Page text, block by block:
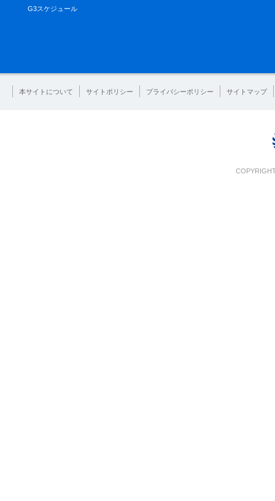
G3スケジュール
本サイトについて サイトポリシー プライバシーポリシー サイトマップ